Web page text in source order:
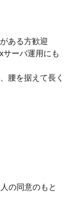
ある方歓迎
サーバ運用にも
腰を据えて長く
の同意のもと